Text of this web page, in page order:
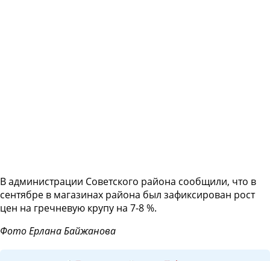
В администрации Советского района сообщили, что в
сентябре в магазинах района был зафиксирован рост
цен на гречневую крупу на 7-8 %.
Фото Ерлана Байжанова